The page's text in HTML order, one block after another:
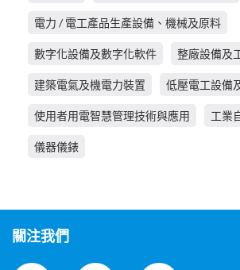
電力 / 電工產品生產設備、機械及原料
數字化設備及數字化軟件 整廠設備及
建築電氣及機電力裝置 低壓電工設備
使用者用電智慧管理技術與應用 工業
儀器儀錶
關注我們